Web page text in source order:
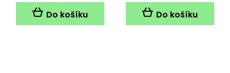
Do košíku Do košíku